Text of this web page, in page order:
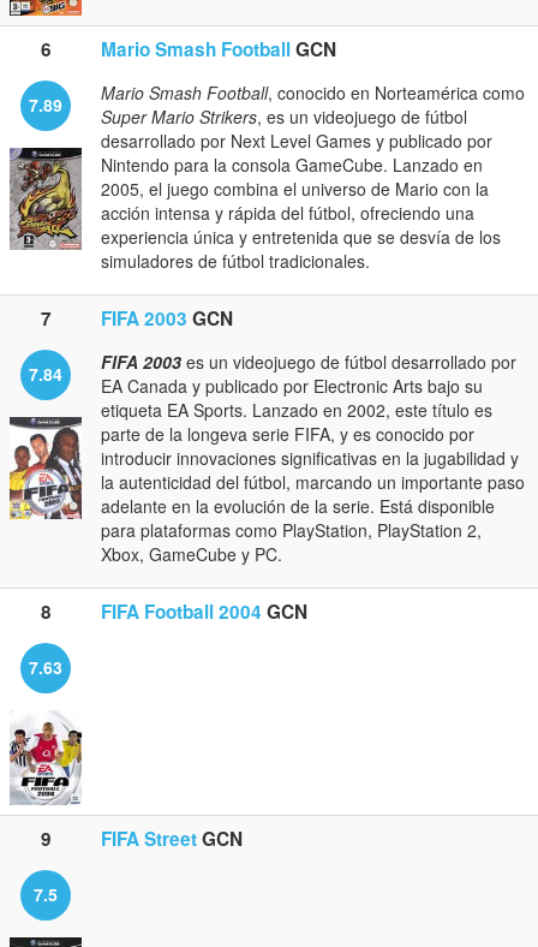
6 Mario Smash FootballGCN
7.89 Mario Smash Football, conocido en Norteamérica como
Super Mario Strikers, es un videojuego de fútbol
desarrollado por Next Level Games y publicado por
Nintendo para la consola GameCube. Lanzado en
2005, el juego combina el universo de Mario con la
acción intensa y rápida del fútbol, ofreciendo una
experiencia única y entretenida que se desvía de los
simuladores de fútbol tradicionales.
7 FIFA 2003 GCN
7.84 FIFA 2003 es un videojuego de fútbol desarrollado por
EA Canada y publicado por Electronic Arts bajo su
etiqueta EA Sports. Lanzado en 2002, este título es
parte de la longeva serie FIFA, y es conocido por
introducir innovaciones significativas en la jugabilidad y
la autenticidad del fútbol, marcando un importante paso
adelante en la evolución de la serie. Está disponible
para plataformas como PlayStation, PlayStation 2,
Xbox, GameCube y PC.
8 FIFA Football 2004 GCN
7.63
9 FIFA StreetGCN
7.5